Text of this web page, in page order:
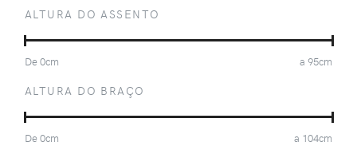
ALTURA DO ASSENTO
De0cm a 95cm
ALTURA DO BRAÇO
De0cm a 104cm